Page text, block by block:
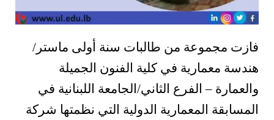
فازت مجموعة من طالبات سنة أولى ماستر/
هندسة معمارية في كلية الفنون الجميلة
والعمارة – الفرع الثاني/الجامعة اللبنانية في
المسابقة المعمارية الدولية التي نظمتها شركة